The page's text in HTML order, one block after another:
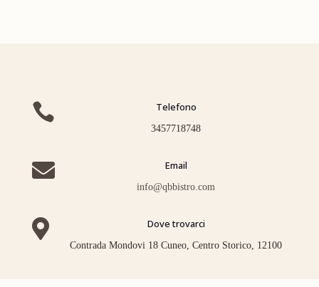
a
 Telefono
3457718748
 Email
info@qbbistro.com
 Dove trovarci
Contrada Mondovi 18 Cuneo, Centro Storico, 12100